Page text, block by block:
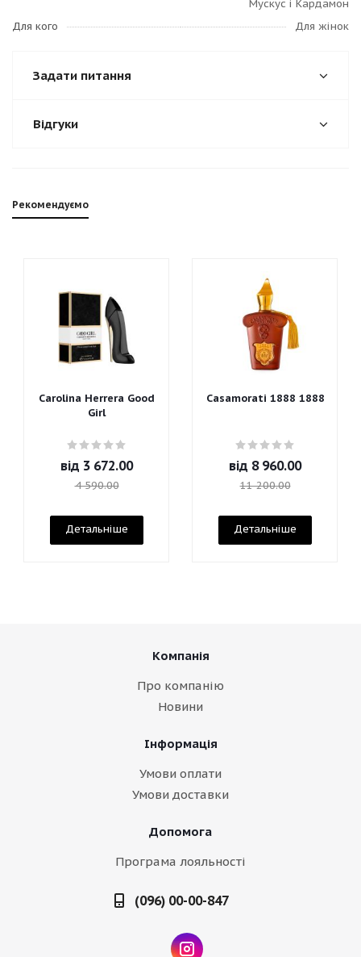
Мускус і Кардамон
Для кого
Для жінок
Задати питання
Відгуки
Рекомендуємо
Carolina Herrera Good
Girl
від 3 672.00
4 590.00
Детальніше
Casamorati 1888 1888
від 8 960.00
11 200.00
Детальніше
Компанія
Про компанію
Новини
Інформація
Умови оплати
Умови доставки
Допомога
Програма лояльності
(096) 00-00-847